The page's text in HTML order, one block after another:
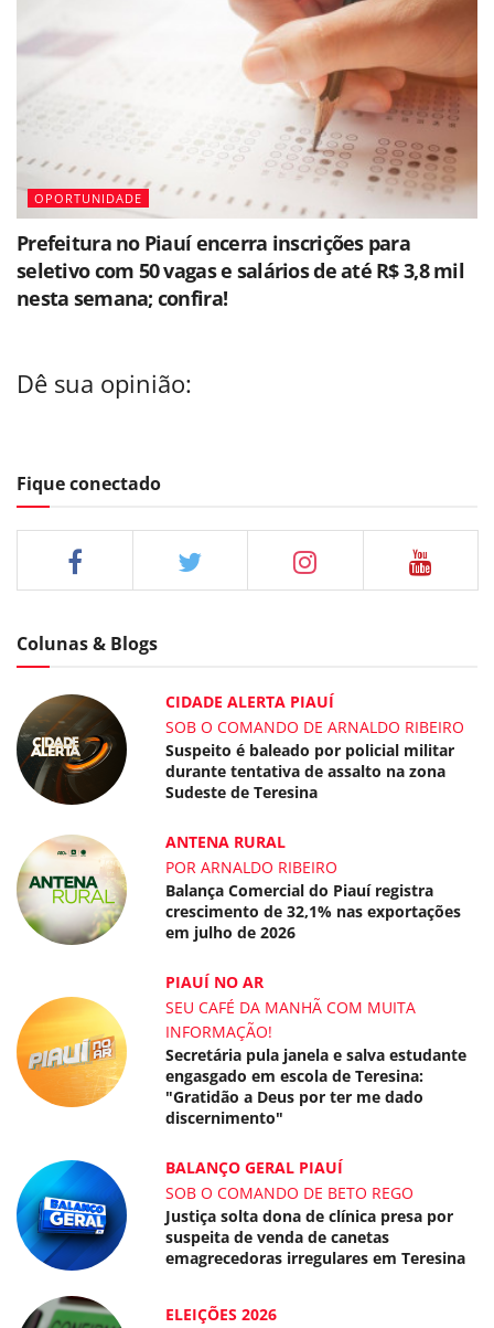
OPORTUNIDADE
Prefeitura no Piauí encerra inscrições para
seletivo com 50 vagas e salários de até R$ 3,8 mil
nesta semana; confira!
Dê sua opinião:
Fique conectado
Colunas & Blogs
CIDADE ALERTA PIAUÍ
SOB O COMANDO DE ARNALDO RIBEIRO
Suspeito é baleado por policial militar
durante tentativa de assalto na zona
Sudeste de Teresina
ANTENA RURAL
POR ARNALDO RIBEIRO
Balança Comercial do Piauí registra
crescimento de 32,1% nas exportações
em julho de 2026
PIAUÍ NO AR
SEU CAFÉ DA MANHÃ COM MUITA
INFORMAÇÃO!
Secretária pula janela e salva estudante
engasgado em escola de Teresina:
"Gratidão a Deus por ter me dado
discernimento"
BALANÇO GERAL PIAUÍ
SOB O COMANDO DE BETO REGO
Justiça solta dona de clínica presa por
suspeita de venda de canetas
emagrecedoras irregulares em Teresina
ELEIÇÕES 2026